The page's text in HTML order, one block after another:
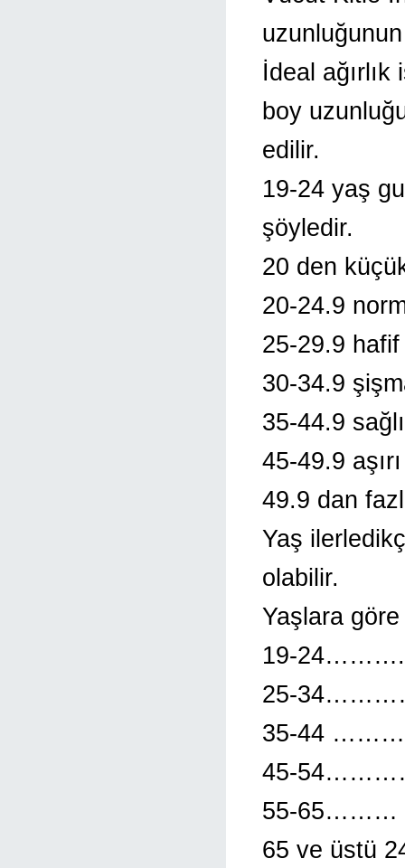
İdeal
boy
edilir.
19-24 yaş
şöyledir.
20 den
20-24.9
25-29.9
30-34.9
35-44.9
45-49.9
49.9 dan
Yaş
olabilir.
Yaşlara
19-24……….
25-
35-44 ………
45-
55-65………
65 ve üstü